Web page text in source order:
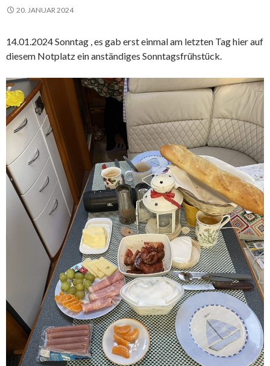
20. JANUAR 2024
14.01.2024 Sonntag , es gab erst einmal am letzten Tag hier auf
diesem Notplatz ein anständiges Sonntagsfrühstück.